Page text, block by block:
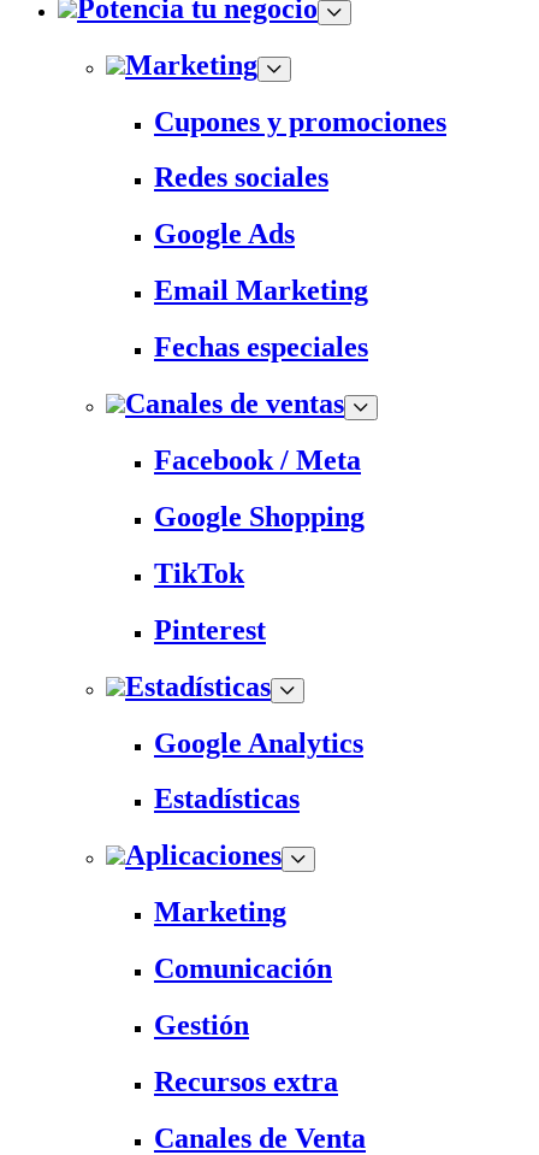
Potencia tu negocio
Marketing
Cupones y promociones
Redes sociales
Google Ads
Email Marketing
Fechas especiales
Canales de ventas
Facebook / Meta
Google Shopping
TikTok
Pinterest
Estadísticas
Google Analytics
Estadísticas
Aplicaciones
Marketing
Comunicación
Gestión
Recursos extra
Canales de Venta